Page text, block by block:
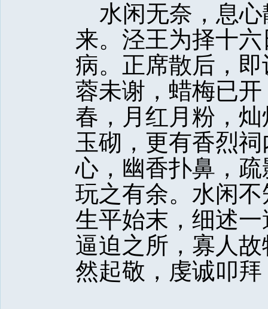
水闲无奈，息心
来。泾王为择十
病。正席散后，
蓉未谢，蜡梅已
春，月红月粉，
玉砌，更有香烈
心，幽香扑鼻，
玩之有余。水闲
生平始末，细述
逼迫之所，寡人
然起敬，虔诚叩